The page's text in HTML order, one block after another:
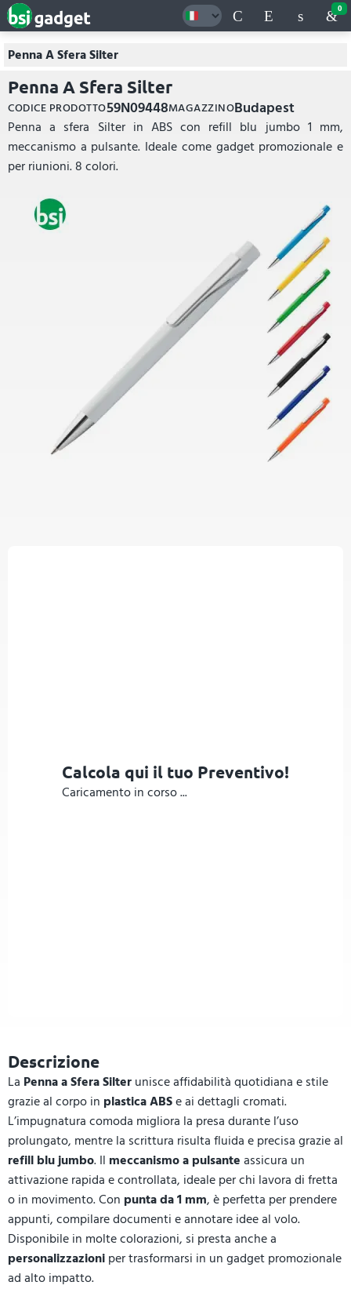
0
Penna A Sfera Silter
Penna A Sfera Silter
CODICE PRODOTTO59N09448MAGAZZINOBudapest
Penna a sfera Silter in ABS con refill blu jumbo 1 mm,
meccanismo a pulsante. Ideale come gadget promozionale e
per riunioni. 8 colori.
Calcola qui il tuo Preventivo!
Caricamento in corso ...
Descrizione
La Penna a Sfera Silterunisce affidabilità quotidiana e stile
grazie al corpo in plastica ABSe ai dettagli cromati.
L’impugnatura comoda migliora la presa durante l’uso
prolungato, mentre la scrittura risulta fluida e precisa grazie al
refill blu jumbo. Il meccanismo a pulsanteassicura un
attivazione rapida e controllata, ideale per chi lavora di fretta
o in movimento. Con punta da 1 mm, è perfetta per prendere
appunti, compilare documenti e annotare idee al volo.
Disponibile in molte colorazioni, si presta anche a
personalizzazioniper trasformarsi in un gadget promozionale
ad alto impatto.